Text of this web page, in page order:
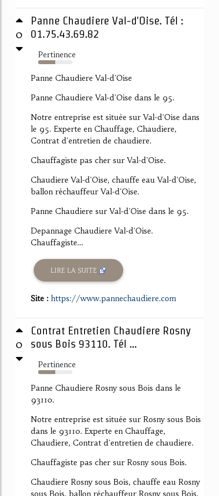
0
Panne Chaudiere Val-d'Oise. Tél :
01.75.43.69.82
Pertinence
50%
Panne Chaudiere Val-d'Oise
Panne Chaudiere Val-d'Oise dans le 95.
Notre entreprise est située sur Val-d'Oise dans
le 95. Experte en Chauffage, Chaudiere,
Contrat d'entretien de chaudiere.
Chauffagiste pas cher sur Val-d'Oise.
Chaudiere Val-d'Oise, chauffe eau Val-d'Oise,
ballon réchauffeur Val-d'Oise.
Panne Chaudiere sur Val-d'Oise dans le 95.
Depannage Chaudiere Val-d'Oise.
Chauffagiste...
LIRE LA SUITE
Site : https://www.pannechaudiere.com
0
Contrat Entretien Chaudiere Rosny
sous Bois 93110. Tél ...
Pertinence
50%
Panne Chaudiere Rosny sous Bois dans le
93110.
Notre entreprise est située sur Rosny sous Bois
dans le 93110. Experte en Chauffage,
Chaudiere, Contrat d'entretien de chaudiere.
Chauffagiste pas cher sur Rosny sous Bois.
Chaudiere Rosny sous Bois, chauffe eau Rosny
sous Bois, ballon réchauffeur Rosny sous Bois.